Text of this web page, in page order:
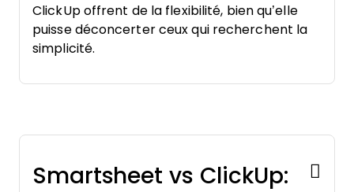
ClickUp offrent de la flexibilité, bien qu’elle
puisse déconcerter ceux qui recherchent la
simplicité.
Smartsheet vs ClickUp: